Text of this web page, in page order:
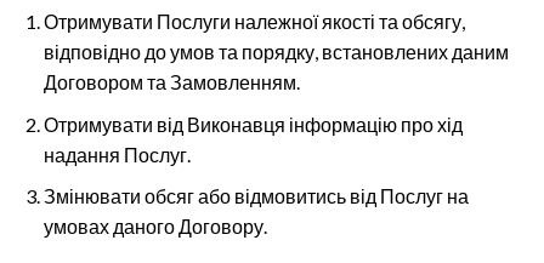
Отримувати Послуги належної якості та обсягу,
відповідно до умов та порядку, встановлених даним
Договором та Замовленням.
Отримувати від Виконавця інформацію про хід
надання Послуг.
Змінювати обсяг або відмовитись від Послуг на
умовах даного Договору.